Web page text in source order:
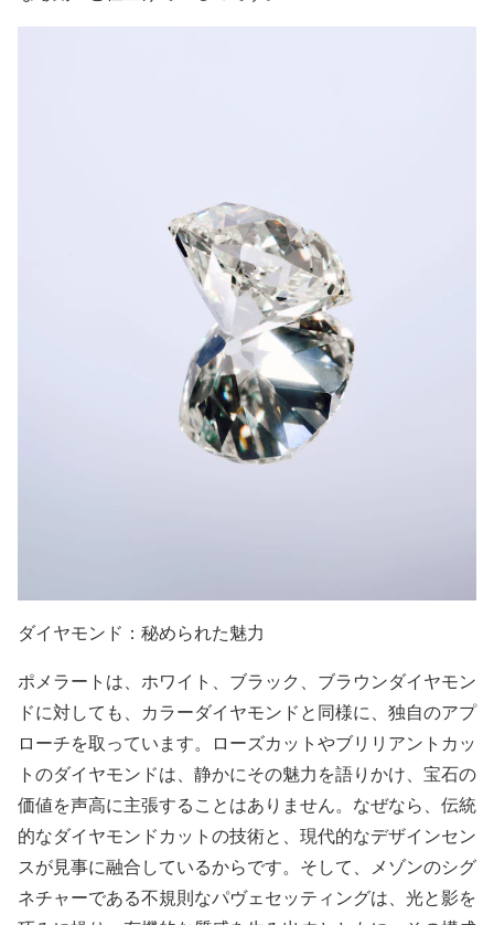
ダイヤモンド：秘められた魅力
ポメラートは、ホワイト、ブラック、ブラウンダイヤモン
ドに対しても、カラーダイヤモンドと同様に、独自のアプ
ローチを取っています。ローズカットやブリリアントカッ
トのダイヤモンドは、静かにその魅力を語りかけ、宝石の
価値を声高に主張することはありません。なぜなら、伝統
的なダイヤモンドカットの技術と、現代的なデザインセン
スが見事に融合しているからです。そして、メゾンのシグ
ネチャーである不規則なパヴェセッティングは、光と影を